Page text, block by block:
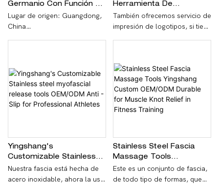
Número de modelo:
demandas del cliente
Envío: las demandas del
cliente
Número de modelo:
demandas del cliente
Envío: las demandas del
cliente
Germanio Con Función De
Estiramiento OEM
Yingshang
Lugar de origen: Guangdong,
China
En servicio: OEM/ODM,
Impresión del logotipo
Herramienta De
Reflexología De La Cara
De Acero Inoxidable
También ofrecemos servicio de
impresión de logotipos, si tiene
Yingshang's
Customizable Stainless
Steel Myofascial Release
Tools OEM/ODM Anti -
Nuestra fascia está hecha de
acero inoxidable, ahora la usa
Stainless Steel Fascia
Massage Tools
Yingshang Custom
OEM/ODM Durable For
Este es un conjunto de fascia,
de todo tipo de formas, que